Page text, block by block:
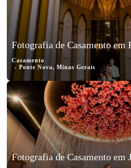
Casamento
Ponte Nova, Minas Gerais